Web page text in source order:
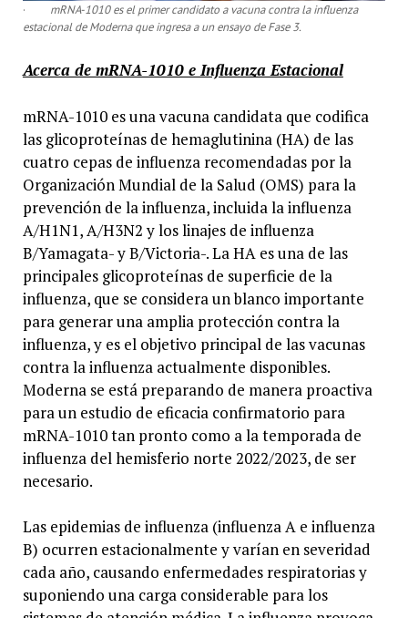
· mRNA-1010 es el primer candidato a vacuna contra la influenza
estacional de Moderna que ingresa a un ensayo de Fase 3.
Acerca de mRNA-1010 e Influenza Estacional
mRNA-1010 es una vacuna candidata que codifica
las glicoproteínas de hemaglutinina (HA) de las
cuatro cepas de influenza recomendadas por la
Organización Mundial de la Salud (OMS) para la
prevención de la influenza, incluida la influenza
A/H1N1, A/H3N2 y los linajes de influenza
B/Yamagata- y B/Victoria-. La HA es una de las
principales glicoproteínas de superficie de la
influenza, que se considera un blanco importante
para generar una amplia protección contra la
influenza, y es el objetivo principal de las vacunas
contra la influenza actualmente disponibles.
Moderna se está preparando de manera proactiva
para un estudio de eficacia confirmatorio para
mRNA-1010 tan pronto como a la temporada de
influenza del hemisferio norte 2022/2023, de ser
necesario.
Las epidemias de influenza (influenza A e influenza
B) ocurren estacionalmente y varían en severidad
cada año, causando enfermedades respiratorias y
suponiendo una carga considerable para los